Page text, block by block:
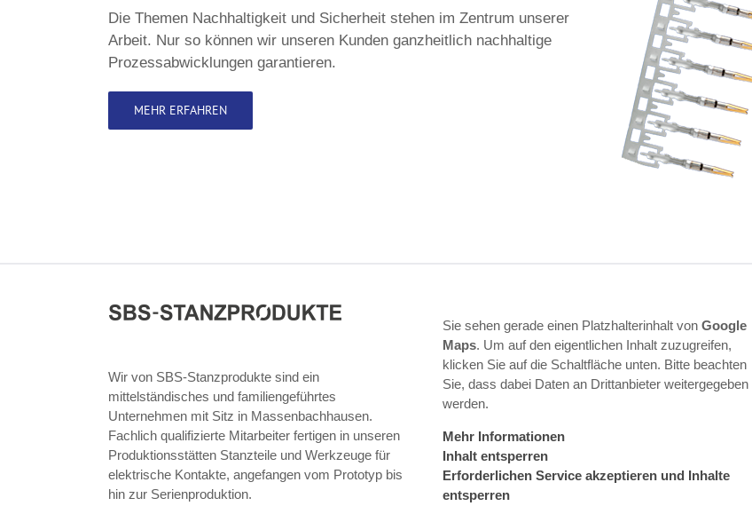
Die Themen Nachhaltigkeit und Sicherheit stehen im Zentrum unserer
Arbeit. Nur so können wir unseren Kunden ganzheitlich nachhaltige
Prozessabwicklungen garantieren.
MEHR ERFAHREN
Wir von SBS-Stanzprodukte sind ein
mittelständisches und familiengeführtes
Unternehmen mit Sitz in Massenbachhausen.
Fachlich qualifizierte Mitarbeiter fertigen in unseren
Produktionsstätten Stanzteile und Werkzeuge für
elektrische Kontakte, angefangen vom Prototyp bis
hin zur Serienproduktion.
Sie sehen gerade einen Platzhalterinhalt von Google
Maps. Um auf den eigentlichen Inhalt zuzugreifen,
klicken Sie auf die Schaltfläche unten. Bitte beachten
Sie, dass dabei Daten an Drittanbieter weitergegeben
werden.
Mehr Informationen
Inhalt entsperren
Erforderlichen Service akzeptieren und Inhalte
entsperren